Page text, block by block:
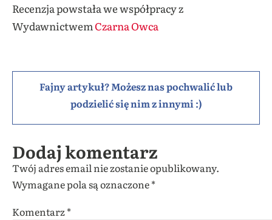
Recenzja powstała we współpracy z
WydawnictwemCzarna Owca
Fajny artykuł? Możesz nas pochwalić lub
podzielić się nim z innymi :)
Dodaj komentarz
Twój adres email nie zostanie opublikowany.
Wymagane pola są oznaczone*
Komentarz*